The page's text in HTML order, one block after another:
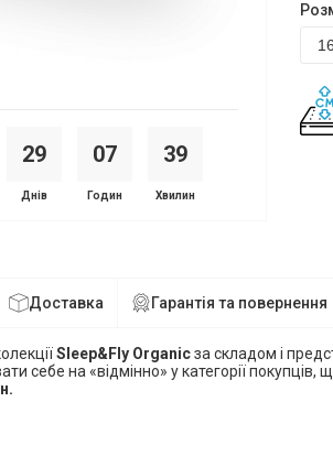
29
Днів
07
Годин
39
Хвилин
Доставка Гарантія та повернення
Sl eep&Fly Organicза складом і
себе на «відмінно» у категорії